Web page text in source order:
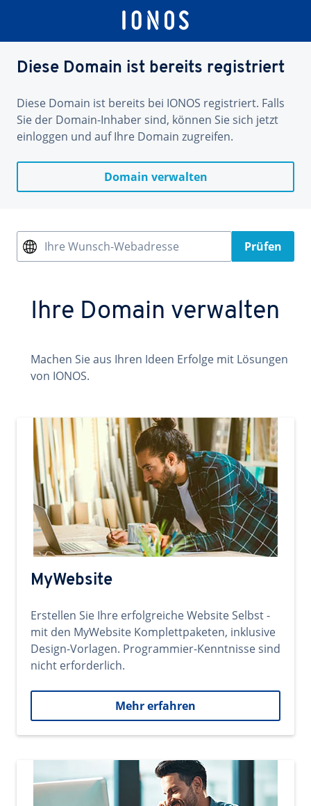
Diese Domain ist bereits registriert
Diese Domain ist bereits bei IONOS registriert. Falls
Sie der Domain-Inhaber sind, können Sie sich jetzt
einloggen und auf Ihre Domain zugreifen.
Domain verwalten
Ihre Wunsch-Webadresse Prüfen
Ihre Domain verwalten
Machen Sie aus Ihren Ideen Erfolge mit Lösungen
von IONOS.
MyWebsite
Erstellen Sie Ihre erfolgreiche Website Selbst -
mit den MyWebsite Komplettpaketen, inklusive
Design-Vorlagen. Programmier-Kenntnisse sind
nicht erforderlich.
Mehr erfahren